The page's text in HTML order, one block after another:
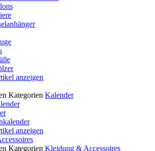
anzeigen
Kategorien Kalender
anzeigen
Kategorien Kleidung & Accessoires